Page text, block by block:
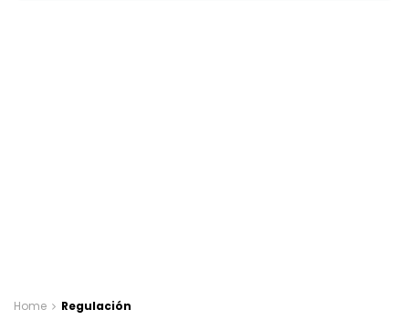
Home Regulación